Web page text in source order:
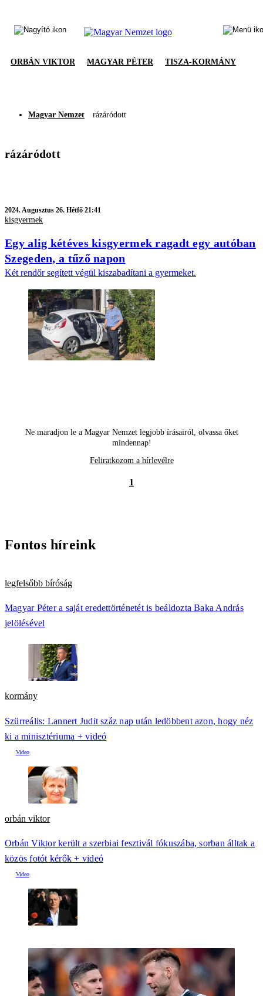
ORBÁN VIKTOR MAGYAR PÉTER TISZA-KORMÁNY
Magyar Nemzet rázáródott
rázáródott
2024.Augusztus 26. Hétfő 21:41
kisgyermek
Egy alig kétéves kisgyermek ragadt egy autóban
Szegeden, a tűző napon
Két rendőr segített végül kiszabadítani a gyermeket.
Ne maradjon le a Magyar Nemzet legjobb írásairól, olvassa őket
mindennap!
Feliratkozom a hírlevélre
1
Fontos híreink
legfelsőbb bíróság
Magyar Péter a saját eredettörténetét is beáldozta Baka András
jelölésével
kormány
Szürreális: Lannert Judit száz nap után ledöbbent azon, hogy néz
ki a minisztériuma + videó
orbán viktor
Orbán Viktor került a szerbiai fesztivál fókuszába, sorban álltak a
közös fotót kérők + videó